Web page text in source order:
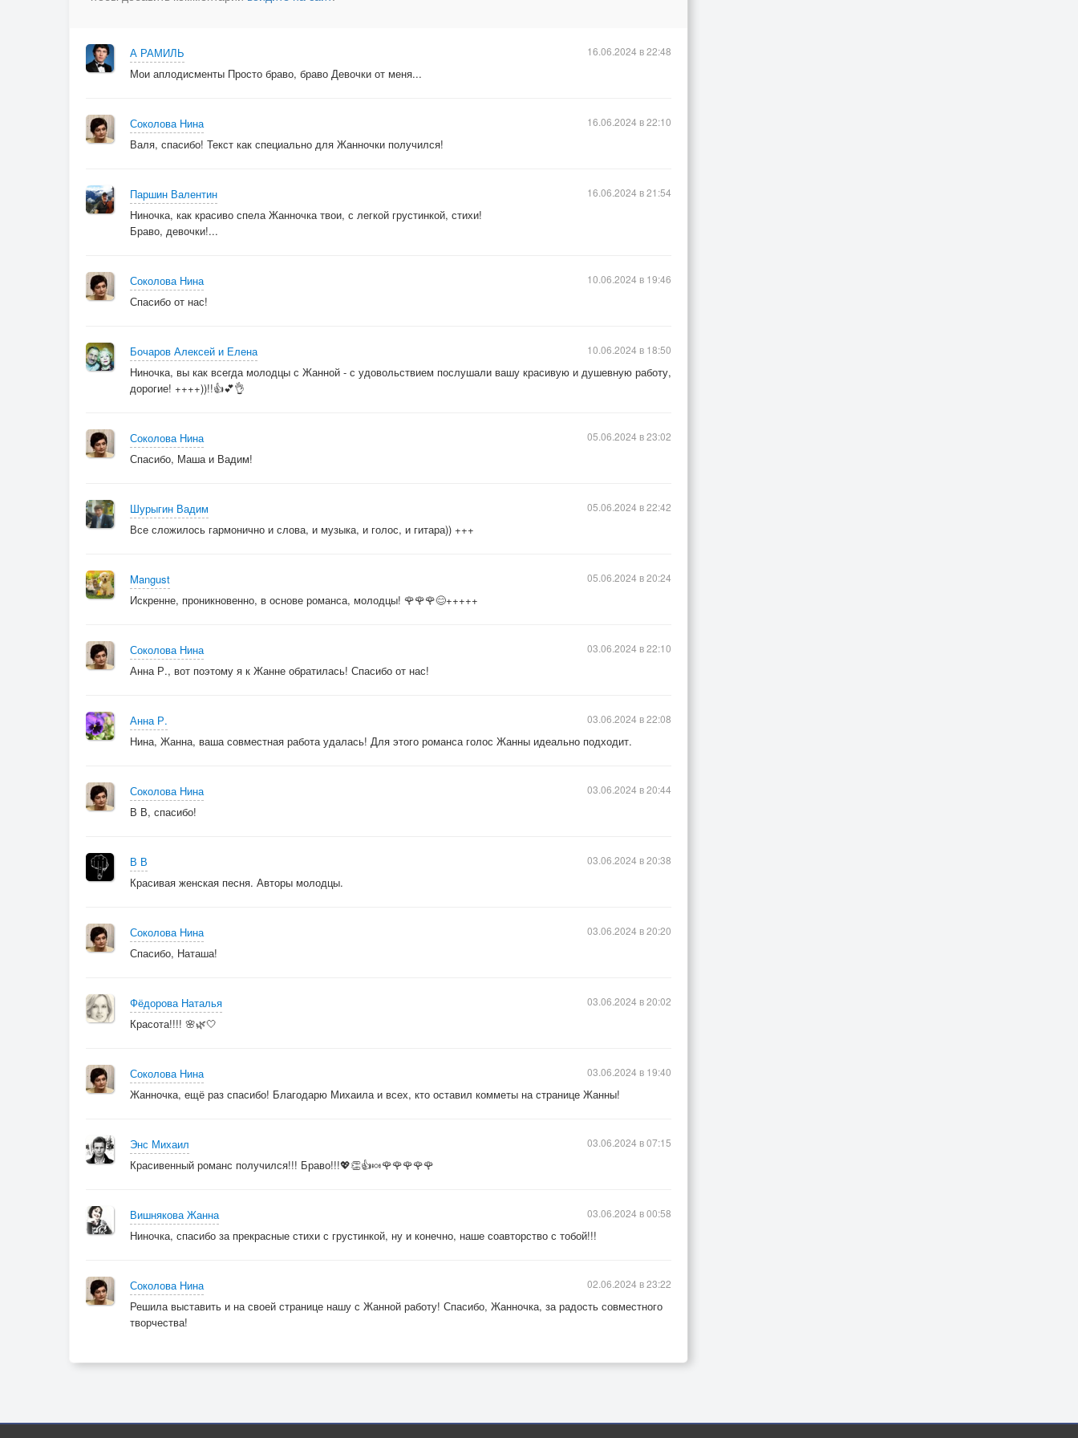
А РАМИЛЬ
Мои аплодисменты Просто браво, браво Девочки от меня...
16.06.2024 в 22:48
Соколова Нина
Валя, спасибо! Текст как специально для Жанночки получился!
16.06.2024 в 22:10
Паршин Валентин
Ниночка, как красиво спела Жанночка твои, с легкой грустинкой, стихи!
Браво, девочки!...
16.06.2024 в 21:54
Соколова Нина
Спасибо от нас!
10.06.2024 в 19:46
Бочаров Алексей и Елена
Ниночка, вы как всегда молодцы с Жанной - с удовольствием послушали вашу красивую и душевную работу,
дорогие! ++++))!!👍💕👌
10.06.2024 в 18:50
Соколова Нина
Спасибо, Маша и Вадим!
05.06.2024 в 23:02
Шурыгин Вадим
Все сложилось гармонично и слова, и музыка, и голос, и гитара)) +++
05.06.2024 в 22:42
Mangust
Искренне, проникновенно, в основе романса, молодцы! 🌹🌹🌹😊+++++
05.06.2024 в 20:24
Соколова Нина
Анна Р., вот поэтому я к Жанне обратилась! Спасибо от нас!
03.06.2024 в 22:10
Анна Р.
Нина, Жанна, ваша совместная работа удалась! Для этого романса голос Жанны идеально подходит.
03.06.2024 в 22:08
Соколова Нина
В В, спасибо!
03.06.2024 в 20:44
В В
Красивая женская песня. Авторы молодцы.
03.06.2024 в 20:38
Соколова Нина
Спасибо, Наташа!
03.06.2024 в 20:20
Фёдорова Наталья
Красота!!!! 🌸🌿🤍
03.06.2024 в 20:02
Соколова Нина
Жанночка, ещё раз спасибо! Благодарю Михаила и всех, кто оставил комметы на странице Жанны!
03.06.2024 в 19:40
Энс Михаил
Красивенный романс получился!!! Браво!!!💖👏👍🍬🌹🌹🌹🌹🌹
03.06.2024 в 07:15
Вишнякова Жанна
Ниночка, спасибо за прекрасные стихи с грустинкой, ну и конечно, наше соавторство с тобой!!!
03.06.2024 в 00:58
Соколова Нина
Решила выставить и на своей странице нашу с Жанной работу! Спасибо, Жанночка, за радость совместного
творчества!
02.06.2024 в 23:22